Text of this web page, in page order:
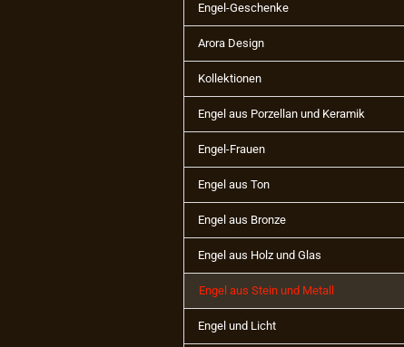
Engel-Geschenke
Arora Design
Kollektionen
Engel aus Porzellan und Keramik
Engel-Frauen
Engel aus Ton
Engel aus Bronze
Engel aus Holz und Glas
Engel aus Stein und Metall
Engel und Licht